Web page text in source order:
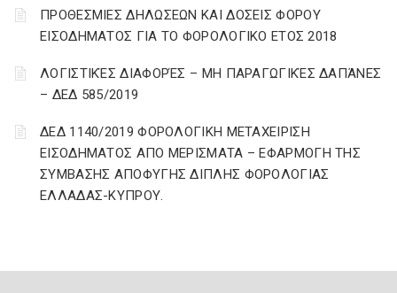
ΠΡΟΘΕΣΜΙΕΣ ΔΗΛΩΣΕΩΝ ΚΑΙ ΔΟΣΕΙΣ ΦΟΡΟΥ
ΕΙΣΟΔΗΜΑΤΟΣ ΓΙΑ ΤΟ ΦΟΡΟΛΟΓΙΚΟ ΕΤΟΣ 2018
ΛΟΓΙΣΤΙΚΈΣ ΔΙΑΦΟΡΈΣ – ΜΗ ΠΑΡΑΓΩΓΙΚΈΣ ΔΑΠΆΝΕΣ
– ΔΕΔ 585/2019
ΔΕΔ 1140/2019 ΦΟΡΟΛΟΓΙΚΗ ΜΕΤΑΧΕΙΡΙΣΗ
ΕΙΣΟΔΗΜΑΤΟΣ ΑΠΟ ΜΕΡΙΣΜΑΤΑ – ΕΦΑΡΜΟΓΗ ΤΗΣ
ΣΥΜΒΑΣΗΣ ΑΠΟΦΥΓΗΣ ΔΙΠΛΗΣ ΦΟΡΟΛΟΓΙΑΣ
ΕΛΛΑΔΑΣ-ΚΥΠΡΟΥ.